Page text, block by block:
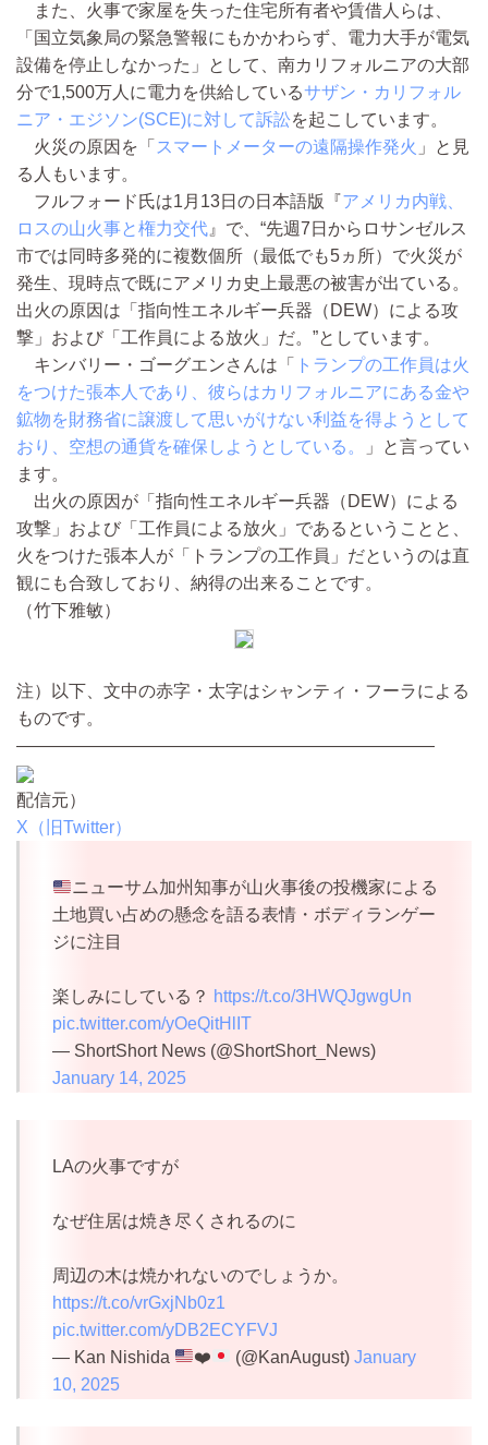
また、火事で家屋を失った住宅所有者や賃借人らは、
「国立気象局の緊急警報にもかかわらず、電力大手が電気
設備を停止しなかった」として、南カリフォルニアの大部
分で1,500万人に電力を供給しているサザン・カリフォル
ニア・エジソン(SCE)に対して訴訟を起こしています。
火災の原因を「 スマートメーターの遠隔操作発火 」と見
る人もいます。
フルフォード氏は1月13日の日本語版『アメリカ内戦、
ロスの山火事と権力交代 』で、“先週7日からロサンゼルス
市では同時多発的に複数個所（最低でも5ヵ所）で火災が
発生、現時点で既にアメリカ史上最悪の被害が出ている。
出火の原因は「指向性エネルギー兵器（DEW）による攻
撃」および「工作員による放火」だ。”としています。
キンバリー・ゴーグエンさんは「
トランプの工作員は火
をつけた張本人であり、彼らはカリフォルニアにある金や
鉱物を財務省に譲渡して思いがけない利益を得ようとして
おり、空想の通貨を確保しようとしている。
」と言ってい
ます。
出火の原因が「指向性エネルギー兵器（DEW）による
攻撃」および「工作員による放火」であるということと、
火をつけた張本人が「トランプの工作員」だというのは直
観にも合致しており、納得の出来ることです。
（竹下雅敏）
注）以下、文中の赤字・太字はシャンティ・フーラによる
ものです。
————————————————————————
配信元）
X（旧Twitter）
ニューサム加州知事が山火事後の投機家による
土地買い占めの懸念を語る表情・ボディランゲー
ジに注目
楽しみにしている？ https://t.co/3HWQJgwgUn
pic.twitter.com/yOeQitHlIT
— ShortShort News (@ShortShort_News)
January 14, 2025
LAの火事ですが
なぜ住居は焼き尽くされるのに
周辺の木は焼かれないのでしょうか。
https://t.co/vrGxjNb0z1
pic.twitter.com/yDB2ECYFVJ
— Kan Nishida
❤️ (@KanAugust)January
10, 2025